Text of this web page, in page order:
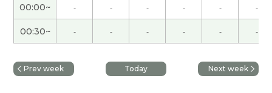
下次见!
00:00~ - - - - - -
00:30~ - - - - - -
Prev week Today Next week